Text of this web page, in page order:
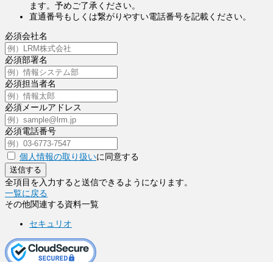
ます。予めご了承ください。
直通番号もしくは繋がりやすい電話番号を記載ください。
必須会社名
必須部署名
必須担当者名
必須 メールアドレス
必須電話番号
個人情報の取り扱いに同意する
送信する
全項目を入力すると送信できるようになります。
一覧に戻る
その他関連する資料一覧
セキュリオ